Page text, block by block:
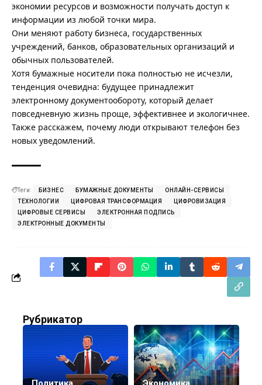
экономии ресурсов и возможности получать доступ к
информации из любой точки мира.
Они меняют работу бизнеса, государственных
учреждений, банков, образовательных организаций и
обычных пользователей.
Хотя бумажные носители пока полностью не исчезли,
тенденция очевидна: будущее принадлежит
электронному документообороту, который делает
повседневную жизнь проще, эффективнее и экологичнее.
Также расскажем, почему люди открывают телефон без
новых уведомлений.
Теги: БИЗНЕС БУМАЖНЫЕ ДОКУМЕНТЫ
ОНЛАЙН-СЕРВИСЫ
ТЕХНОЛОГИИ
ЦИФРОВАЯ ТРАНСФОРМАЦИЯ
ЦИФРОВИЗАЦИЯ
ЦИФРОВЫЕ СЕРВИСЫ
ЭЛЕКТРОННАЯ ПОДПИСЬ
ЭЛЕКТРОННЫЕ ДОКУМЕНТЫ
Рубрикатор